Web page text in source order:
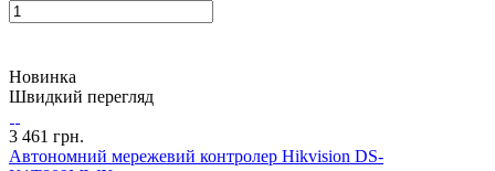
Новинка
Швидкий перегляд
3 461 грн.
Автономний мережевий контролер Hikvision DS-